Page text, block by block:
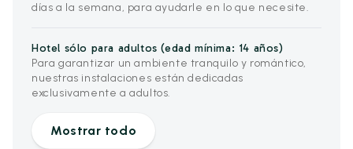
días a la semana, para ayudarle en lo que necesite.
Hotel sólo para adultos (edad mínima: 14 años)
Para garantizar un ambiente tranquilo y romántico,
nuestras instalaciones están dedicadas
exclusivamente a adultos.
Mostrar todo